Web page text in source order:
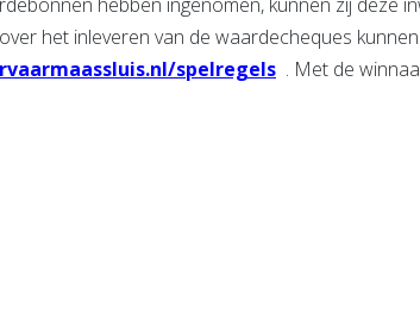
het inleveren van de waardecheques
spelregels . Met de